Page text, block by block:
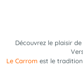
Découvrez le plaisir
Le Carrom est le